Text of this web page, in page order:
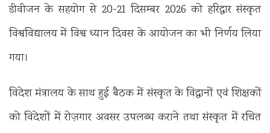
डीवीजन के सहयोग से 20-21 दिसम्बर 2026 को हरिद्वार संस्कृत
विश्वविद्यालय में विश्व ध्यान दिवस के आयोजन का भी निर्णय लिया
गया।
विदेश मंत्रालय के साथ हुई बैठक में संस्कृत के विद्वानों एवं शिक्षकों
को विदेशों में रोज़गार अवसर उपलब्ध कराने तथा संस्कृत में रचित